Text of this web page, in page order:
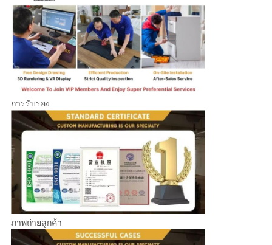
การรับรอง
ภาพถ่ายลูกค้า